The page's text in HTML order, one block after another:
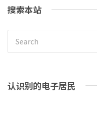
搜索本站
认识别的电子居民